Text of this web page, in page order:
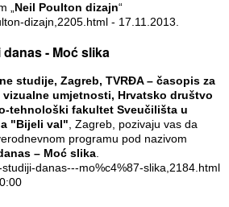
„ Neil Poulton dizajn“
dizajn,2205.html- 17.11.2013.
- Moć slika
studije, Zagreb, TVRĐA – časopis za
umjetnosti, Hrvatsko društvo
tehnološki fakultet Sveučilišta u
"Bijeli val" , Zagreb, pozivaju vas da
programu pod nazivom
– Moć slika.
danas---mo%c4%87-slika,2184.html